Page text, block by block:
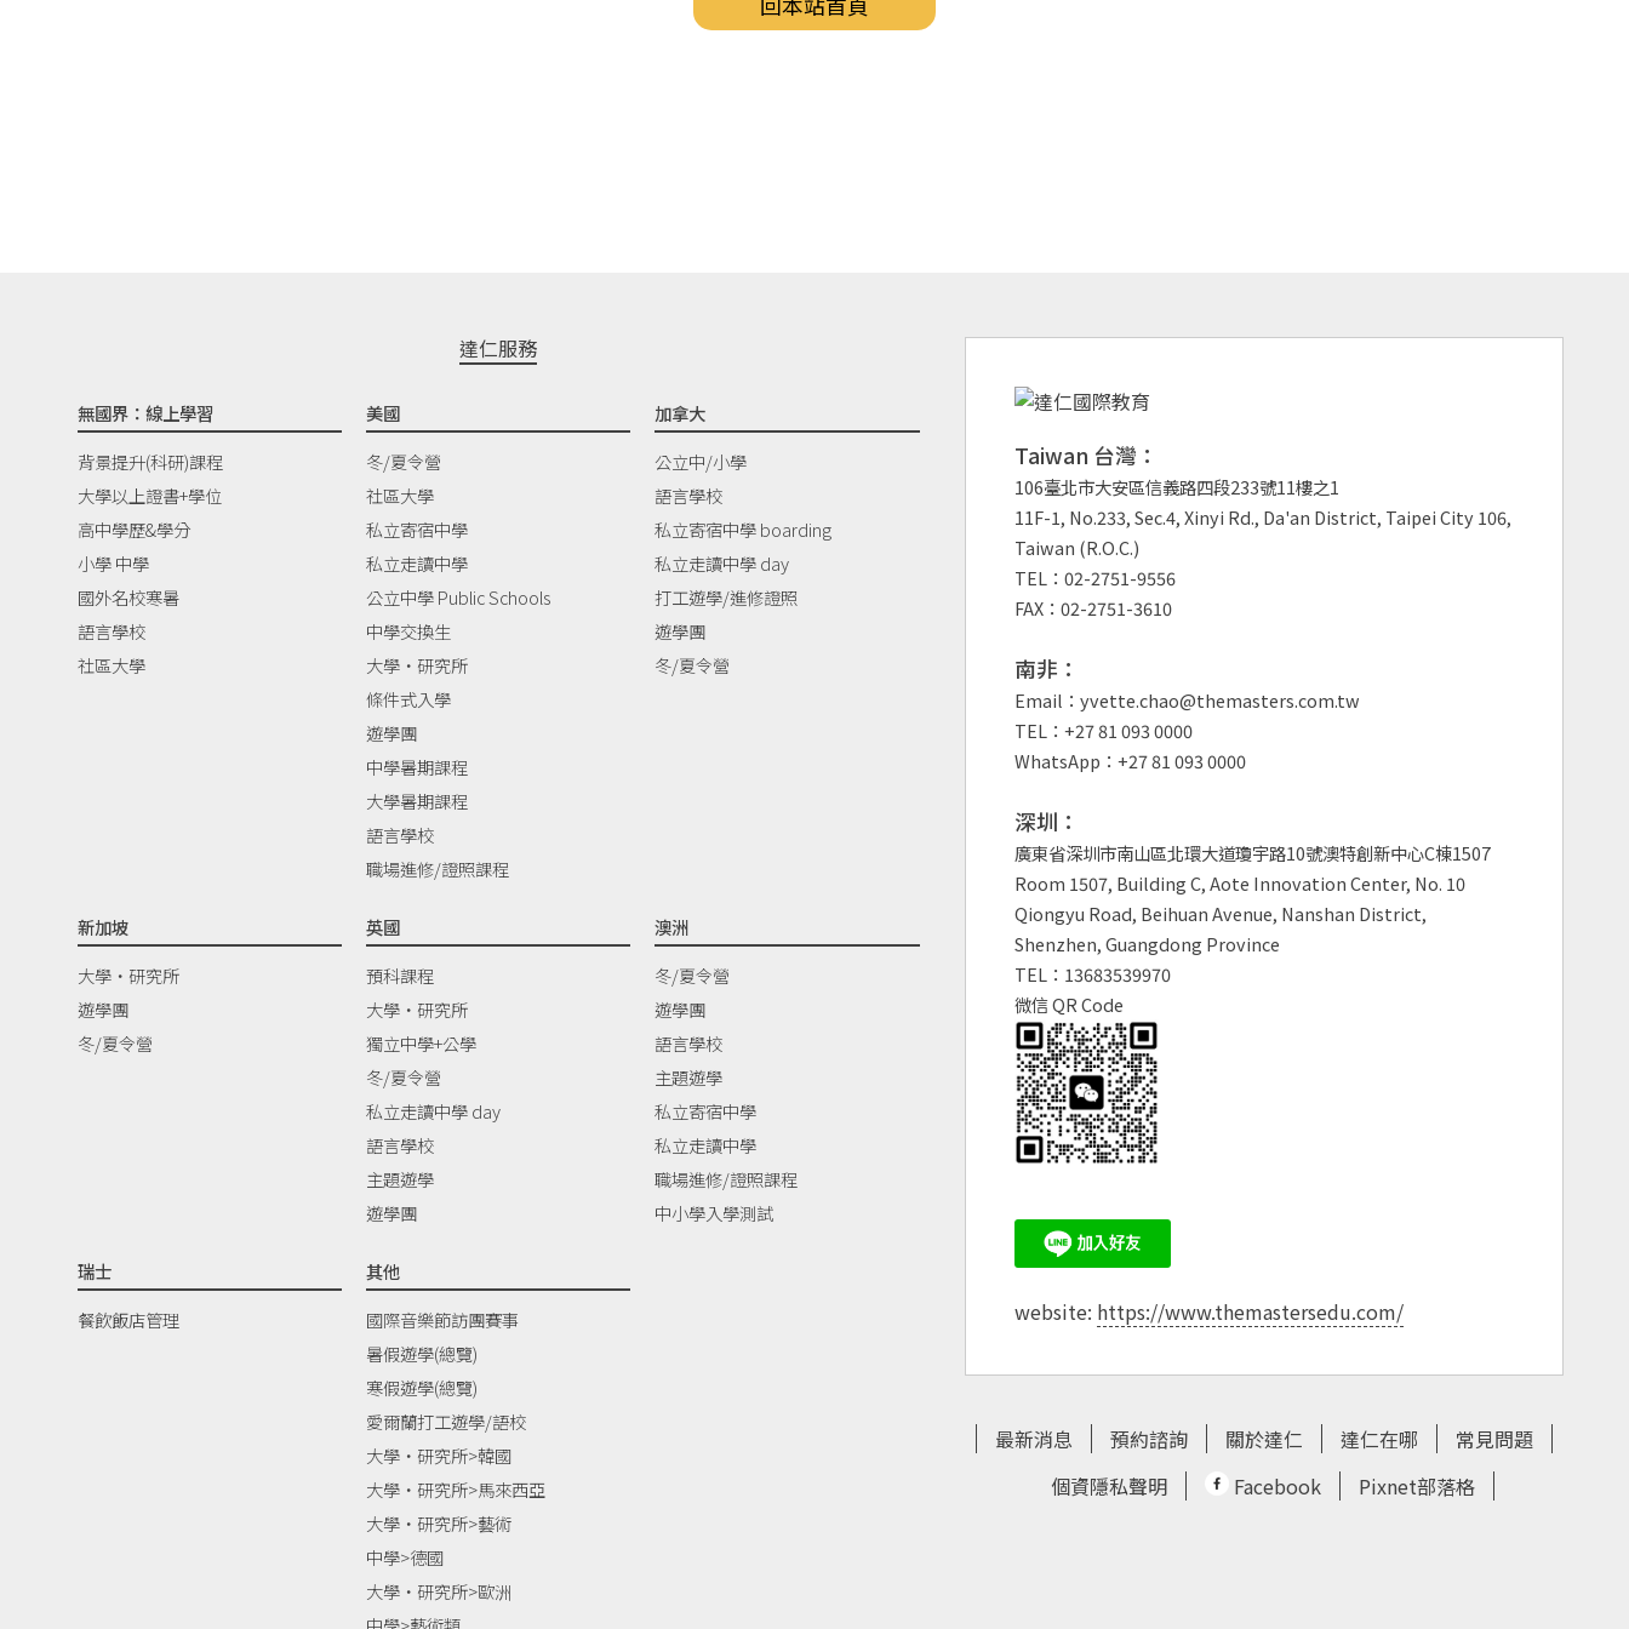
達仁服務
無國界：線上學習
背景提升(科研)課程
大學以上證書+學位
高中學歷&學分
小學 中學
國外名校寒暑
語言學校
社區大學
美國
冬/夏令營
社區大學
私立寄宿中學
私立走讀中學
公立中學 Public Schools
中學交換生
大學‧研究所
條件式入學
遊學團
中學暑期課程
大學暑期課程
語言學校
職場進修/證照課程
加拿大
公立中/小學
語言學校
私立寄宿中學 boarding
私立走讀中學 day
打工遊學/進修證照
遊學團
冬/夏令營
新加坡
大學‧研究所
遊學團
冬/夏令營
英國
預科課程
大學‧研究所
獨立中學+公學
冬/夏令營
私立走讀中學 day
語言學校
主題遊學
遊學團
澳洲
冬/夏令營
遊學團
語言學校
主題遊學
私立寄宿中學
私立走讀中學
職場進修/證照課程
中小學入學測試
瑞士
餐飲飯店管理
其他
國際音樂節訪團賽事
暑假遊學(總覽)
寒假遊學(總覽)
愛爾蘭打工遊學/語校
大學‧研究所>韓國
大學‧研究所>馬來西亞
大學‧研究所>藝術
中學>德國
大學‧研究所>歐洲
Taiwan 台灣：
106臺北市大安區信義路四段233號11樓之1
11F-1, No.233, Sec.4, Xinyi Rd., Da'an District, Taipei City 106,
Taiwan (R.O.C.)
TEL：02-2751-9556
FAX：02-2751-3610
南非：
Email：yvette.chao@themasters.com.tw
TEL：+27 81 093 0000
WhatsApp：+27 81 093 0000
深圳：
廣東省深圳市南山區北環大道瓊宇路10號澳特創新中心C棟1507
Room 1507, Building C, Aote Innovation Center, No. 10
Qiongyu Road, Beihuan Avenue, Nanshan District,
Shenzhen, Guangdong Province
TEL：13683539970
微信 QR Code
website: https://www.themastersedu.com/
最新消息 預約諮詢 關於達仁 達仁在哪
常見問題
個資隱私聲明
Facebook Pixnet部落格